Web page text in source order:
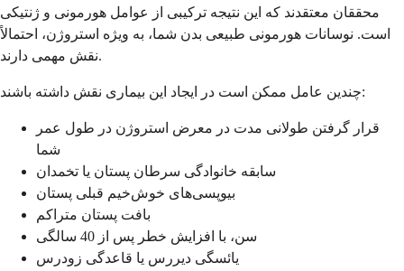
محققان معتقدند که این نتیجه ترکیبی از عوامل هورمونی و ژنتیکی
است. نوسانات هورمونی طبیعی بدن شما، به ویژه استروژن، احتمالاً
نقش مهمی دارند.
چندین عامل ممکن است در ایجاد این بیماری نقش داشته باشند:
قرار گرفتن طولانی مدت در معرض استروژن در طول عمر
شما
سابقه خانوادگی سرطان پستان یا تخمدان
بیوپسی‌های خوش‌خیم قبلی پستان
بافت پستان متراکم
سن، با افزایش خطر پس از 40 سالگی
یائسگی دیررس یا قاعدگی زودرس